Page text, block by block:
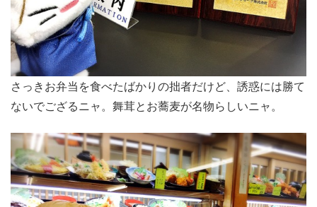
さっきお弁当を食べたばかりの拙者だけど、誘惑には勝て
ないでござるニャ。舞茸とお蕎麦が名物らしいニャ。